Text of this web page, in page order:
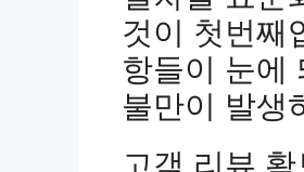
것이 첫번째
항들이 눈에
불만이 발생
고객 리뷰